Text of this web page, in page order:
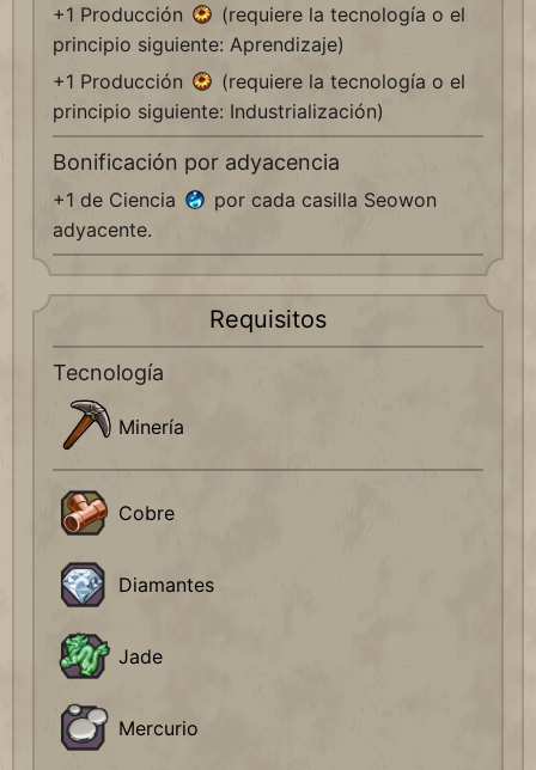
+1 Producción
(requiere la tecnología o el
principio siguiente: Aprendizaje)
+1 Producción
(requiere la tecnología o el
principio siguiente: Industrialización)
Bonificación por adyacencia
+1 de Ciencia
por cada casilla Seowon
adyacente.
Requisitos
Tecnología
Minería
Cobre
Diamantes
Jade
Mercurio